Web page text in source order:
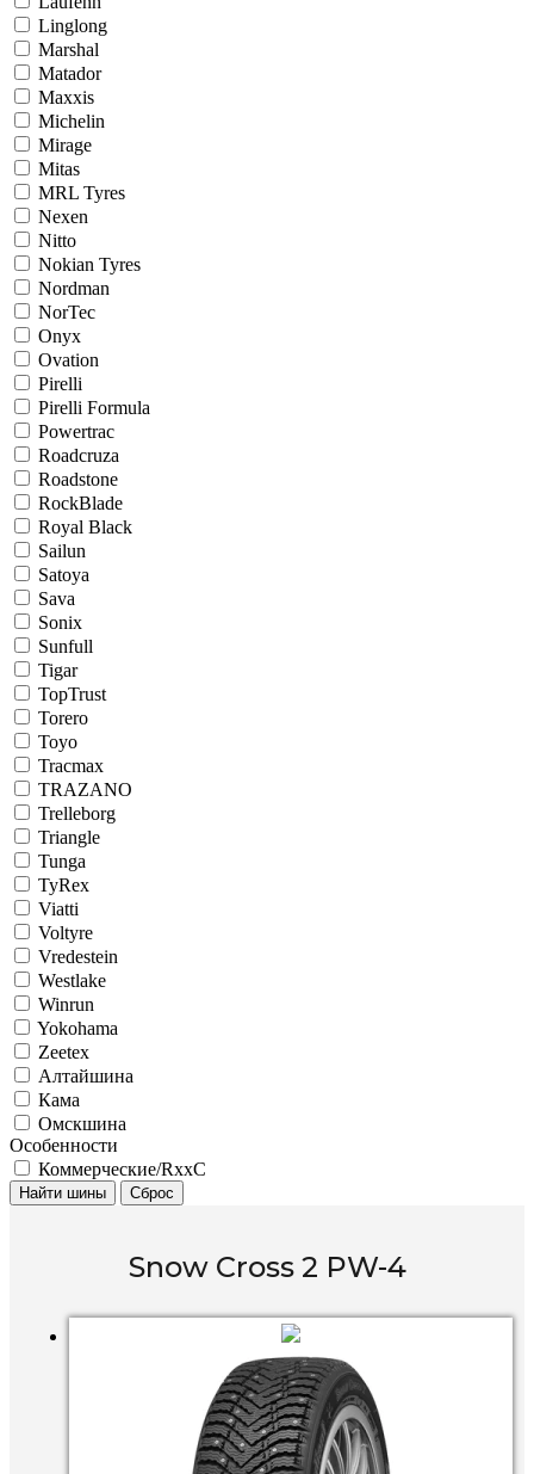
Linglong
Marshal
Matador
Maxxis
Michelin
Mirage
Mitas
MRL Tyres
Nexen
Nitto
Nokian Tyres
Nordman
NorTec
Onyx
Ovation
Pirelli
Pirelli Formula
Powertrac
Roadcruza
Roadstone
RockBlade
Royal Black
Sailun
Satoya
Sava
Sonix
Sunfull
Tigar
TopTrust
Torero
Toyo
Tracmax
TRAZANO
Trelleborg
Triangle
Tunga
TyRex
Viatti
Voltyre
Vredestein
Westlake
Winrun
Yokohama
Zeetex
Алтайшина
Кама
Омскшина
Особенности
Коммерческие/RxxC
Найти шины Сброс
Snow Cross 2 PW-4